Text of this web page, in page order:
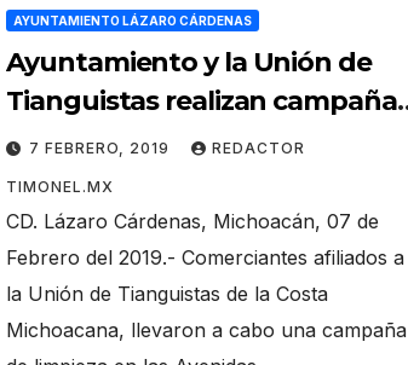
AYUNTAMIENTO LÁZARO CÁRDENAS
Ayuntamiento y la Unión de
Tianguistas realizan campaña
de limpieza
7 FEBRERO, 2019 REDACTOR
TIMONEL.MX
CD. Lázaro Cárdenas, Michoacán, 07 de
Febrero del 2019.- Comerciantes afiliados a
la Unión de Tianguistas de la Costa
Michoacana, llevaron a cabo una campaña